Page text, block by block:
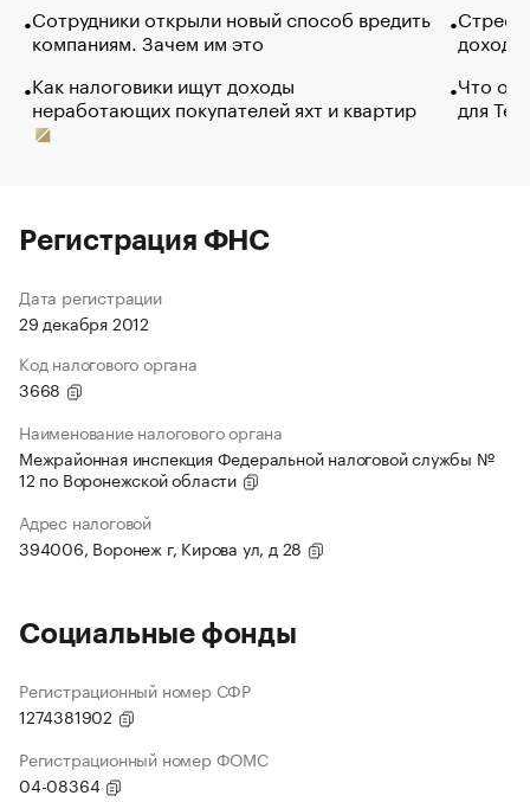
Сотрудники открыли новый способ вредить
компаниям. Зачем им это
Как налоговики ищут доходы
неработающих покупателей яхт и квартир
Что
для
Регистрация ФНС
Дата регистрации
29 декабря 2012
Код налогового органа
3668
Наименование налогового органа
Межрайонная инспекция Федеральной налоговой службы №
12 по Воронежской области
Адрес налоговой
394006, Воронеж г, Кирова ул, д 28
Социальные фонды
Регистрационный номер СФР
1274381902
Регистрационный номер ФОМС
04-08364